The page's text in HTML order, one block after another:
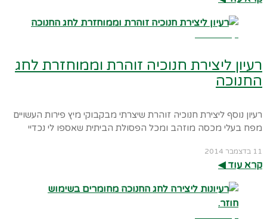
רעיון ליצירת חנוכיה זוהרת וממוחזרת לחג
החנוכה
רעיון נוסף ליצירת חנוכיה זוהרת שיצרתי מבקבוקי מיץ פירות העשויים
מפח בעלי מכסה מוזהב ומכל הפסולת הביתית שאספו לי נכדיי
11 בדצמבר 2014
קרא עוד ◀︎